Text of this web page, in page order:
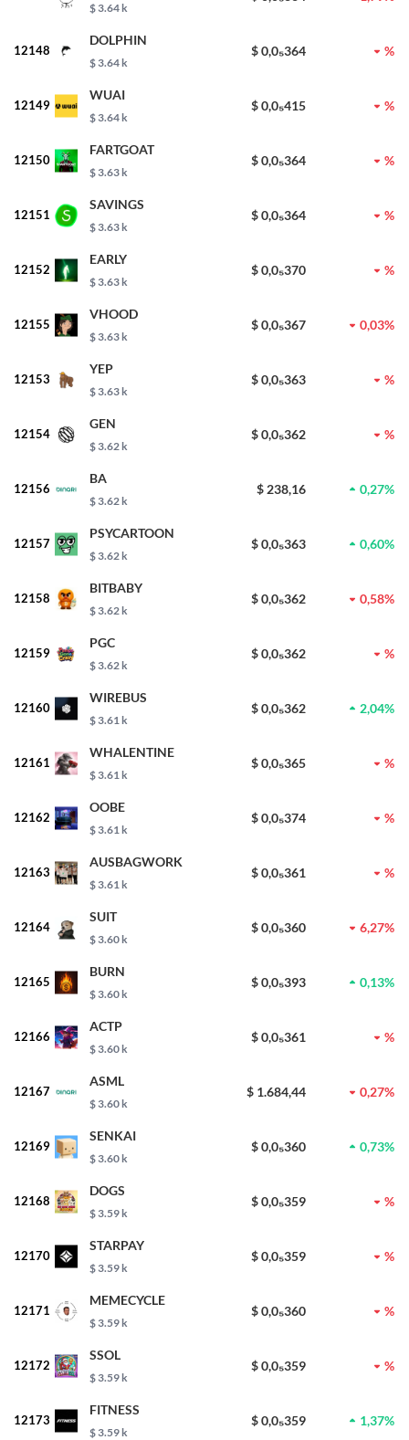
$ 3.64 k
12148
DOLPHIN
$ 3.64 k
$ 0,0₅364 %
12149
WUAI
$ 3.64 k
$ 0,0₅415 %
12150
FARTGOAT
$ 3.63 k
$ 0,0₅364 %
12151
SAVINGS
$ 3.63 k
$ 0,0₅364 %
12152
EARLY
$ 3.63 k
$ 0,0₅370 %
12155
VHOOD
$ 3.63 k
$ 0,0₅367 0,03%
12153
YEP
$ 3.63 k
$ 0,0₅363 %
12154
GEN
$ 3.62 k
$ 0,0₅362 %
12156
BA
$ 3.62 k
$ 238,16 0,27%
12157
PSYCARTOON
$ 3.62 k
$ 0,0₅363 0,60%
12158
BITBABY
$ 3.62 k
$ 0,0₅362 0,58%
12159
PGC
$ 3.62 k
$ 0,0₅362 %
12160
WIREBUS
$ 3.61 k
$ 0,0₅362 2,04%
12161
WHALENTINE
$ 3.61 k
$ 0,0₅365 %
12162
OOBE
$ 3.61 k
$ 0,0₅374 %
12163
AUSBAGWORK
$ 3.61 k
$ 0,0₅361 %
12164
SUIT
$ 3.60 k
$ 0,0₅360 6,27%
12165
BURN
$ 3.60 k
$ 0,0₅393 0,13%
12166
ACTP
$ 3.60 k
$ 0,0₅361 %
12167
ASML
$ 3.60 k
$ 1.684,44 0,27%
12169
SENKAI
$ 3.60 k
$ 0,0₅360 0,73%
12168
DOGS
$ 3.59 k
$ 0,0₅359 %
12170
STARPAY
$ 3.59 k
$ 0,0₅359 %
12171
MEMECYCLE
$ 3.59 k
$ 0,0₅360 %
12172
SSOL
$ 3.59 k
$ 0,0₅359 %
12173
FITNESS
$ 3.59 k
$ 0,0₅359 1,37%